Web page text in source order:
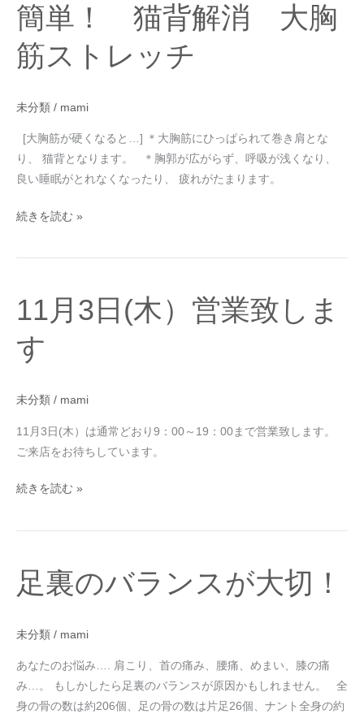
簡単！ 猫背解消 大胸
筋ストレッチ
未分類 / mami
[大胸筋が硬くなると…] ＊大胸筋にひっぱられて巻き肩とな
り、 猫背となります。 ＊胸郭が広がらず、呼吸が浅くなり、
良い睡眠がとれなくなったり、 疲れがたまります。
単！
背
消
筋
ス
レ
チ
続きを読む »
11月3日(木）営業致しま
す
未分類 / mami
11月3日(木）は通常どおり9：00～19：00まで営業致します。
ご来店をお待ちしています。
日
営
致
し
す
続きを読む »
足裏のバランスが大切！
未分類 / mami
あなたのお悩み…. 肩こり、首の痛み、腰痛、めまい、膝の痛
み…。 もしかしたら足裏のバランスが原因かもしれません。 全
身の骨の数は約206個、足の骨の数は片足26個、ナント全身の約
裏
ラ
ン
ス
が